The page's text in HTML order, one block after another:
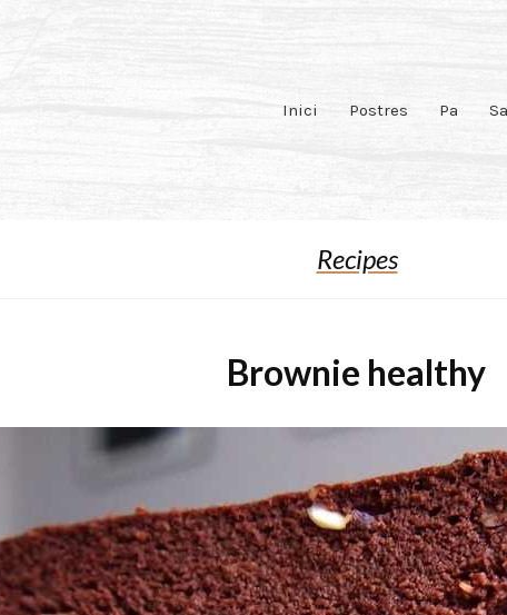
Inici Postres Pa
Recipes
Brownie healthy